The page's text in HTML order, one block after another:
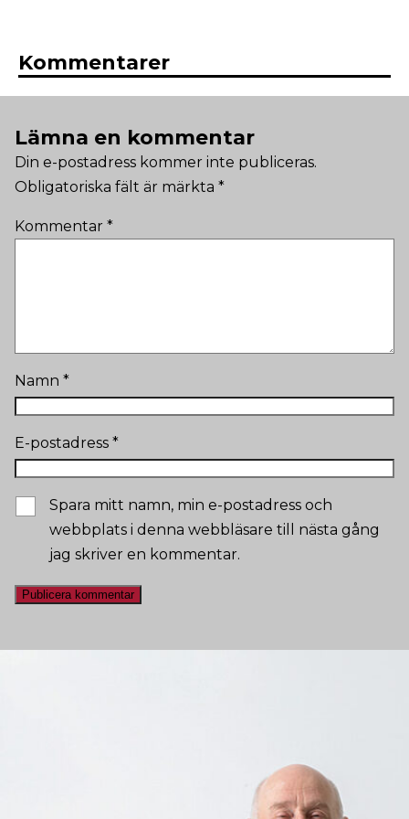
Kommentarer
Lämna en kommentar
Din e-postadress kommer inte publiceras.
Obligatoriska fält är märkta *
Kommentar *
Namn *
E-postadress *
Spara mitt namn, min e-postadress och
webbplats i denna webbläsare till nästa gång
jag skriver en kommentar.